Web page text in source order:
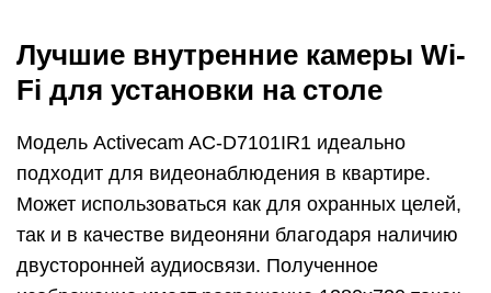
Лучшие внутренние камеры Wi-
Fi для установки на столе
Модель Actіvecam AC-D7101IR1 идеально
подходит для видеонаблюдения в квартире.
Может использоваться как для охранных целей,
так и в качестве видеоняни благодаря наличию
двусторонней аудиосвязи. Полученное